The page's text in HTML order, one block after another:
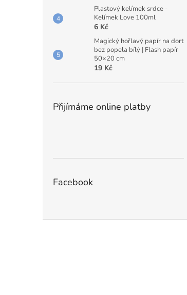
Plastový kelímek srdce -
Kelímek Love 100ml
6 Kč
Magický hořlavý papír na dort
bez popela bílý | Flash papír
50×20 cm
19 Kč
Přijímáme online platby
Facebook